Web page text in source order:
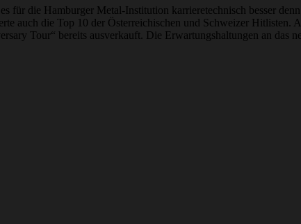
für die Hamburger Metal-Institution karrieretechnisch besser
auch die Top 10 der Österreichischen und Schweizer
Tour“ bereits ausverkauft. Die Erwartungshaltungen an das